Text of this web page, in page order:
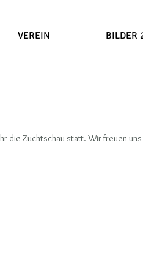
VEREIN BILDER
die Zuchtschau statt. Wir freuen